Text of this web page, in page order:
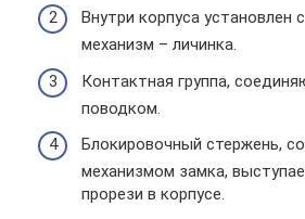
Внутри корпуса установлен
механизм – личинка.
Контактная группа,
поводком.
Блокировочный стержень,
механизмом замка,
прорези в корпусе.